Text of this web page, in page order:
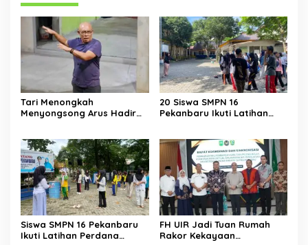
Tari Menongkah
Menyongsong Arus Hadir
20 Siswa SMPN 16
Pekanbaru Ikuti Latihan
Siswa SMPN 16 Pekanbaru
Ikuti Latihan Perdana
FH UIR Jadi Tuan Rumah
Rakor Kekayaan